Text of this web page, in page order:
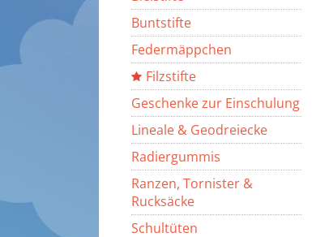
Buntstifte
Federmäppchen
Filzstifte
Geschenke zur Einschulung
Lineale & Geodreiecke
Radiergummis
Ranzen, Tornister &
Rucksäcke
Schultüten